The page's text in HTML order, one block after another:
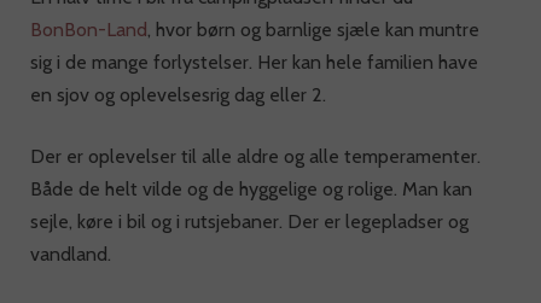
BonBon-Land, hvor børn og barnlige sjæle kan muntre
sig i de mange forlystelser. Her kan hele familien have
en sjov og oplevelsesrig dag eller 2.
Der er oplevelser til alle aldre og alle temperamenter.
Både de helt vilde og de hyggelige og rolige. Man kan
sejle, køre i bil og i rutsjebaner. Der er legepladser og
vandland.